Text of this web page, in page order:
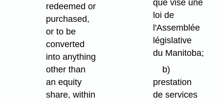
redeemed or
purchased,
or to be
converted
into anything
other than
an equity
share, within
que vise une
loi de
l'Assemblée
législative
du Manitoba;
b)
prestation
de services